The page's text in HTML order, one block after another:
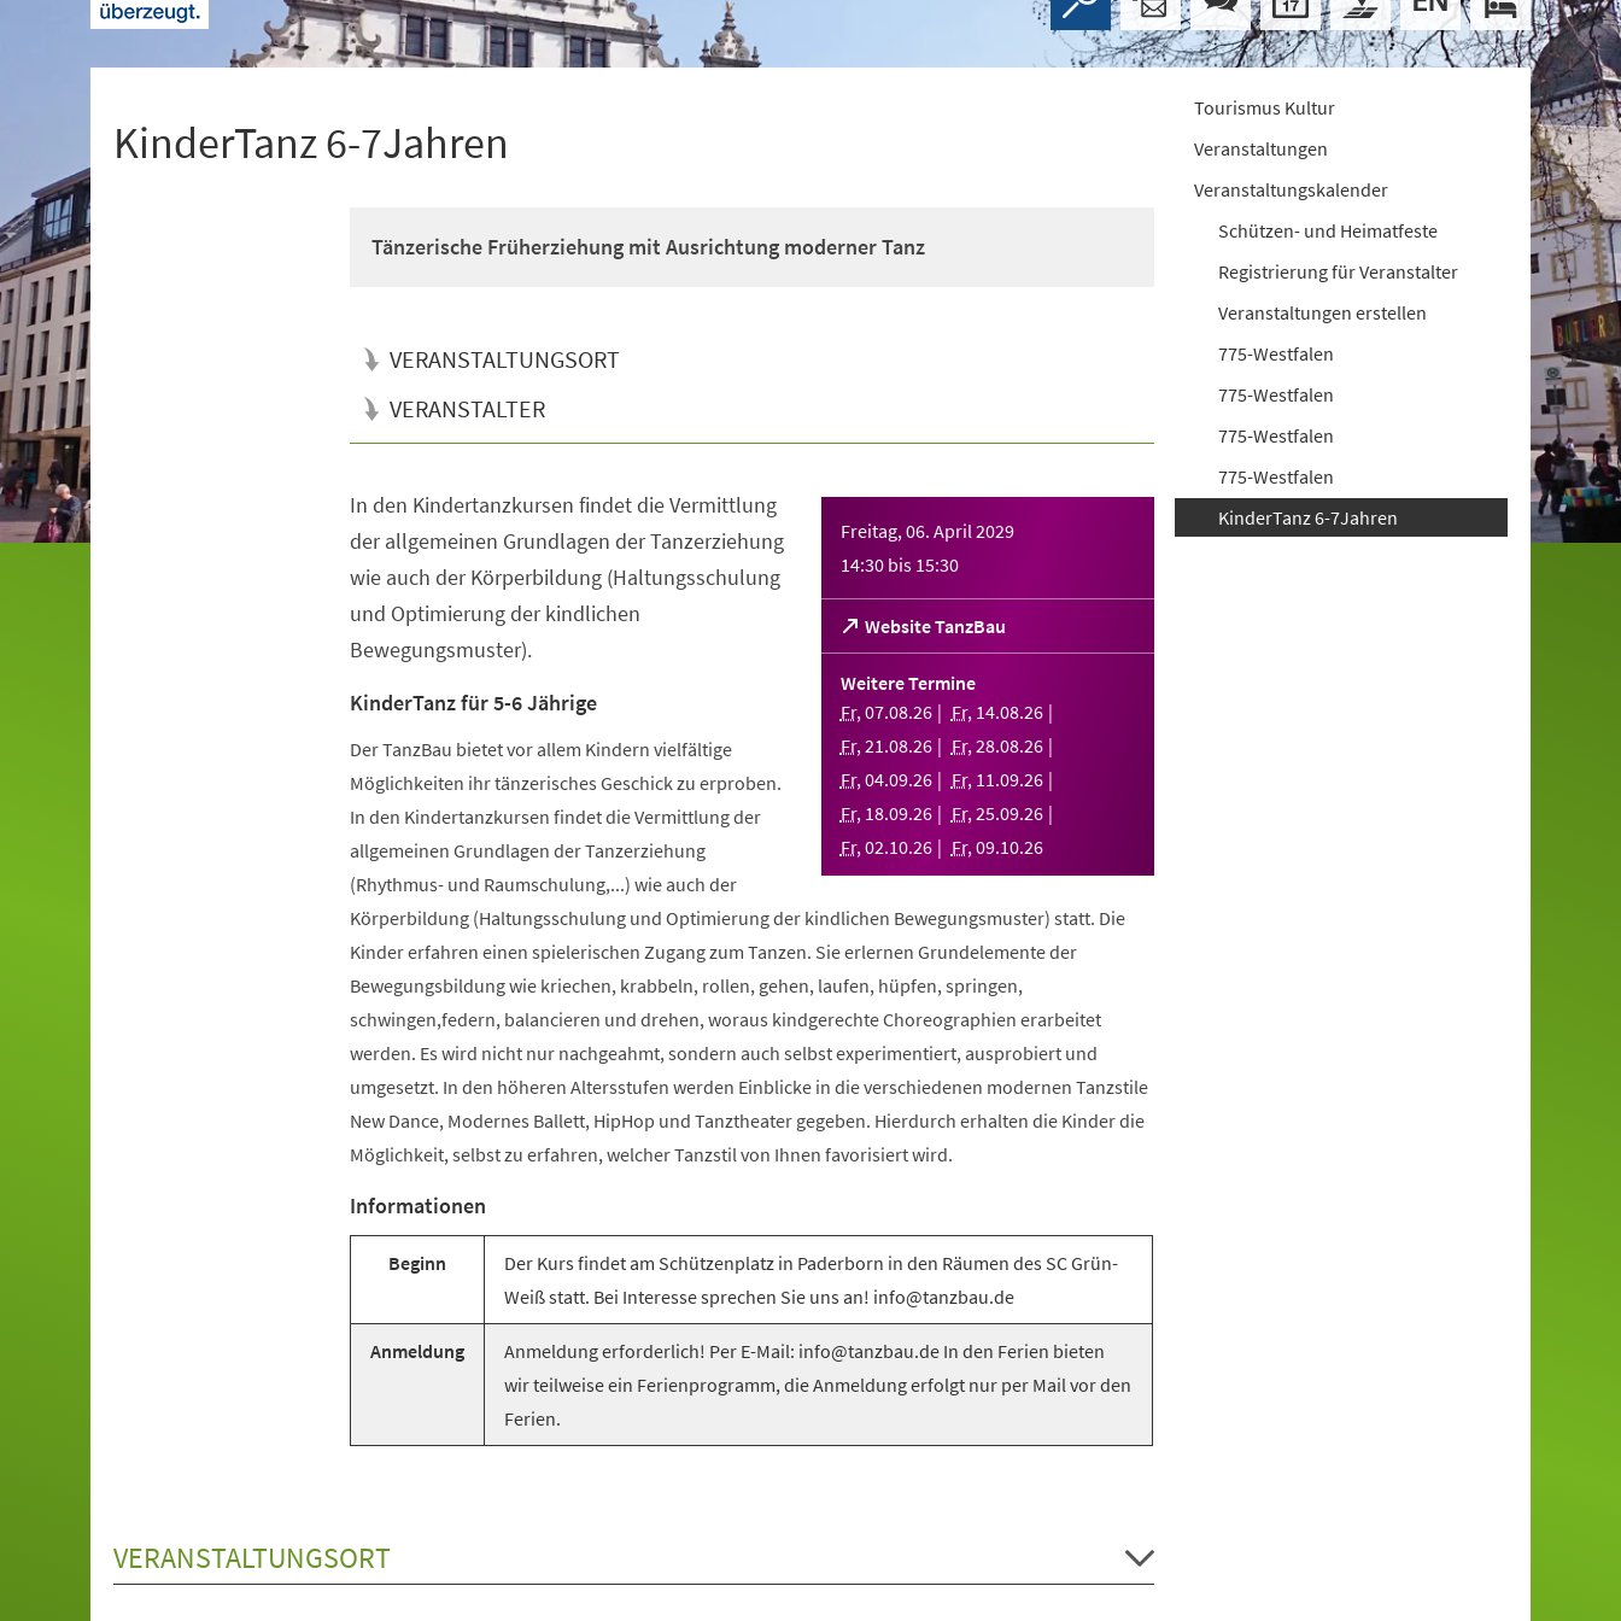
KinderTanz 6-7Jahren
Tänzerische Früherziehung mit Ausrichtung moderner Tanz
VERANSTALTUNGSORT
VERANSTALTER
Freitag, 06. April 2029
14:30 bis 15:30
Website TanzBau
(Öffnet
in
einem
Tab)
Weitere Termine
Fr,07.08.26 Fr, 14.08.26
Fr,21.08.26 Fr,28.08.26
Fr,04.09.26 Fr, 11.09.26
Fr, 18.09.26 Fr,25.09.26
Fr,02.10.26 Fr,09.10.26
In den Kindertanzkursen findet die Vermittlung
der allgemeinen Grundlagen der Tanzerziehung
wie auch der Körperbildung (Haltungsschulung
und Optimierung der kindlichen
Bewegungsmuster).
KinderTanz für 5-6 Jährige
Der TanzBau bietet vor allem Kindern vielfältige
Möglichkeiten ihr tänzerisches Geschick zu erproben.
In den Kindertanzkursen findet die Vermittlung der
allgemeinen Grundlagen der Tanzerziehung
(Rhythmus- und Raumschulung,...) wie auch der
Körperbildung (Haltungsschulung und Optimierung der kindlichen Bewegungsmuster) statt. Die
Kinder erfahren einen spielerischen Zugang zum Tanzen. Sie erlernen Grundelemente der
Bewegungsbildung wie kriechen, krabbeln, rollen, gehen, laufen, hüpfen, springen,
schwingen,federn, balancieren und drehen, woraus kindgerechte Choreographien erarbeitet
werden. Es wird nicht nur nachgeahmt, sondern auch selbst experimentiert, ausprobiert und
umgesetzt. In den höheren Altersstufen werden Einblicke in die verschiedenen modernen Tanzstile
New Dance, Modernes Ballett, HipHop und Tanztheater gegeben. Hierdurch erhalten die Kinder die
Möglichkeit, selbst zu erfahren, welcher Tanzstil von Ihnen favorisiert wird.
Informationen
Beginn
Der Kurs findet am Schützenplatz in Paderborn in den Räumen des SC Grün-
Weiß statt. Bei Interesse sprechen Sie uns an! info@tanzbau.de
Anmeldung
Anmeldung erforderlich! Per E-Mail: info@tanzbau.de In den Ferien bieten
wir teilweise ein Ferienprogramm, die Anmeldung erfolgt nur per Mail vor den
Ferien.
VERANSTALTUNGSORT
Tourismus Kultur
Veranstaltungen
Veranstaltungskalender
Schützen- und Heimatfeste
Registrierung für Veranstalter
Veranstaltungen erstellen
775-Westfalen
775-Westfalen
775-Westfalen
775-Westfalen
KinderTanz 6-7Jahren